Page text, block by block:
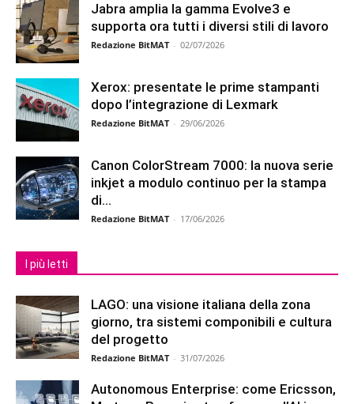
Jabra amplia la gamma Evolve3 e
supporta ora tutti i diversi stili di lavoro
Redazione BitMAT - 02/07/2026
Xerox: presentate le prime stampanti
dopo l’integrazione di Lexmark
Redazione BitMAT - 29/06/2026
Canon ColorStream 7000: la nuova serie
inkjet a modulo continuo per la stampa
di...
Redazione BitMAT - 17/06/2026
I più letti
LAGO: una visione italiana della zona
giorno, tra sistemi componibili e cultura
del progetto
Redazione BitMAT - 31/07/2026
Autonomous Enterprise: come Ericsson,